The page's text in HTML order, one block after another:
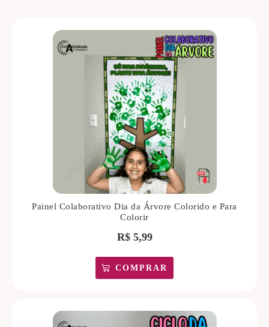
Painel Colaborativo Dia da Árvore Colorido e Para
Colorir
R$5,99
COMPRAR